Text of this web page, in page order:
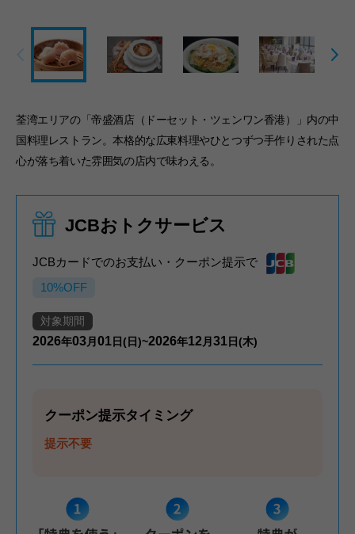
荃湾エリアの「帝盛酒店（ドーセット・ツェンワン香港）」内の中
国料理レストラン。本格的な広東料理やひとつずつ手作りされた点
心が落ち着いた雰囲気の店内で味わえる。
JCBおトクサービス
JCBカードでのお支払い・クーポン提示で
10%OFF
対象期間
2026年03月 01 日(日)~2026年12 月 31 日(木)
クーポン提示タイミング
提示不要